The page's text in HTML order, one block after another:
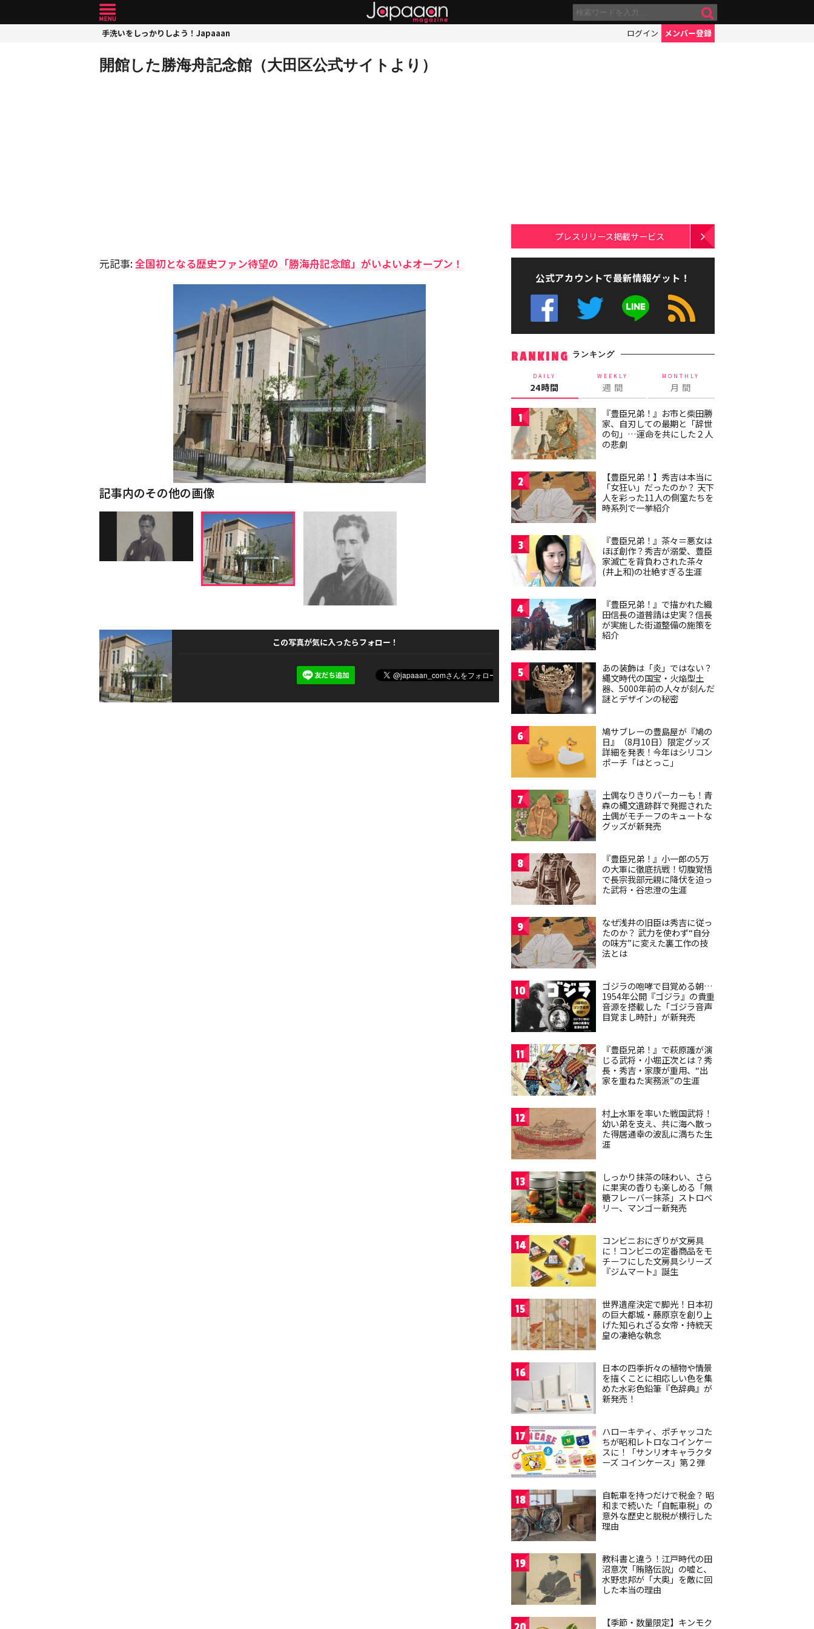
手洗いをしっかりしよう！Japaaan ログイン メンバー登録
開館した勝海舟記念館（大田区公式サイトより）
元記事:全国初となる歴史ファン待望の「勝海舟記念館」がいよいよオープン！
記事内のその他の画像
この写真が気に入ったらフォロー！
プレスリリース掲載サービス
公式アカウントで最新情報ゲット！
RANKING ランキング
DAILY
24時間
WEEKLY
週 間
MONTHLY
月 間
1
『豊臣兄弟！』お市と柴田勝
家、自刃しての最期と「辞世
の句」…運命を共にした２人
の悲劇
2
【豊臣兄弟！】秀吉は本当に
「女狂い」だったのか？ 天下
人を彩った11人の側室たちを
時系列で一挙紹介
3
『豊臣兄弟！』茶々＝悪女は
ほぼ創作？秀吉が溺愛、豊臣
家滅亡を背負わされた茶々
(井上和)の壮絶すぎる生涯
4
『豊臣兄弟！』で描かれた織
田信長の道普請は史実？信長
が実施した街道整備の施策を
紹介
5
あの装飾は「炎」ではない？
縄文時代の国宝・火焔型土
器、5000年前の人々が刻んだ
謎とデザインの秘密
6
鳩サブレーの豊島屋が『鳩の
日』（8月10日）限定グッズ
詳細を発表！今年はシリコン
ポーチ「はとっこ」
7
土偶なりきりパーカーも！青
森の縄文遺跡群で発掘された
土偶がモチーフのキュートな
グッズが新発売
8
『豊臣兄弟！』小一郎の5万
の大軍に徹底抗戦！切腹覚悟
で長宗我部元親に降伏を迫っ
た武将・谷忠澄の生涯
9
なぜ浅井の旧臣は秀吉に従っ
たのか？ 武力を使わず“自分
の味方”に変えた裏工作の技
法とは
10
ゴジラの咆哮で目覚める朝…
1954年公開『ゴジラ』の貴重
音源を搭載した「ゴジラ音声
目覚まし時計」が新発売
11
『豊臣兄弟！』で萩原護が演
じる武将・小堀正次とは？秀
長・秀吉・家康が重用、“出
家を重ねた実務派”の生涯
12
村上水軍を率いた戦国武将！
幼い弟を支え、共に海へ散っ
た得居通幸の波乱に満ちた生
涯
13
しっかり抹茶の味わい、さら
に果実の香りも楽しめる「無
糖フレーバー抹茶」ストロベ
リー、マンゴー新発売
14
コンビニおにぎりが文房具
に！コンビニの定番商品をモ
チーフにした文房具シリーズ
『ジムマート』誕生
15
世界遺産決定で脚光！日本初
の巨大都城・藤原京を創り上
げた知られざる女帝・持統天
皇の凄絶な執念
16
日本の四季折々の植物や情景
を描くことに相応しい色を集
めた水彩色鉛筆『色辞典』が
新発売！
17
ハローキティ、ポチャッコた
ちが昭和レトロなコインケー
スに！「サンリオキャラクタ
ーズ コインケース」第２弾
18
自転車を持つだけで税金？ 昭
和まで続いた「自転車税」の
意外な歴史と脱税が横行した
理由
19
教科書と違う！江戸時代の田
沼意次「賄賂伝説」の嘘と、
水野忠邦が「大奥」を敵に回
した本当の理由
【季節・数量限定】キンモク